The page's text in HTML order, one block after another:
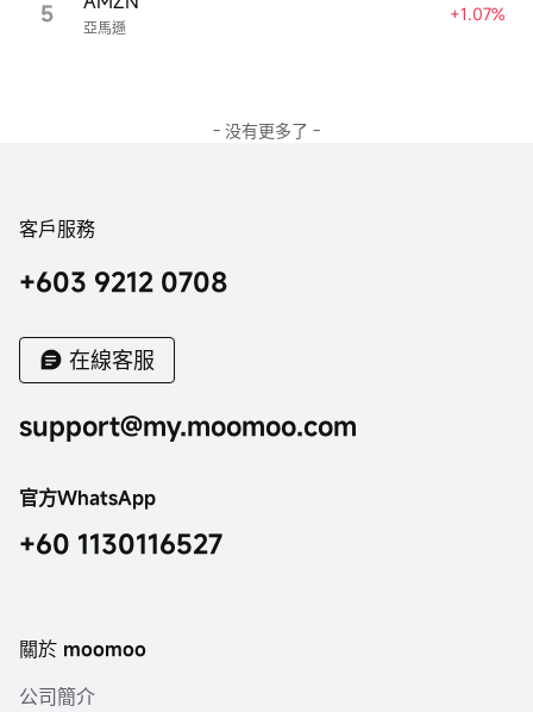
5 亞馬遜
+1.07%
- 没有更多了 -
客戶服務
+603 9212 0708
在線客服
support@my.moomoo.com
官方WhatsApp
+60 1130116527
關於 moomoo
公司簡介